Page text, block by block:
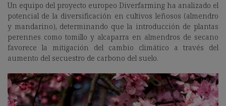
Un equipo del proyecto europeo Diverfarming ha analizado el
potencial de la diversificación en cultivos leñosos (almendro
y mandarino), determinando que la introducción de plantas
perennes como tomillo y alcaparra en almendros de secano
favorece la mitigación del cambio climático a través del
aumento del secuestro de carbono del suelo.